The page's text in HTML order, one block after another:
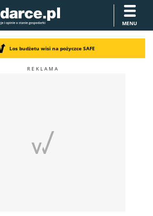
MENU
Los budżetu wisi na pożyczce SAFE